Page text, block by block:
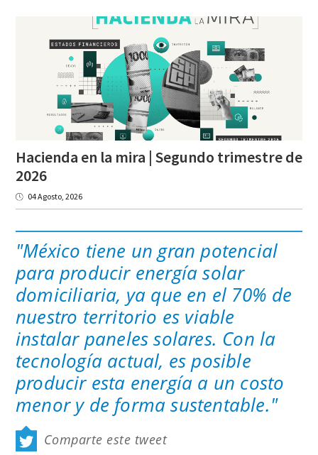
Hacienda en la mira | Segundo trimestre de
2026
04 Agosto, 2026
"México tiene un gran potencial
para producir energía solar
domiciliaria, ya que en el 70% de
nuestro territorio es viable
instalar paneles solares. Con la
tecnología actual, es posible
producir esta energía a un costo
menor y de forma sustentable."
Comparte este tweet